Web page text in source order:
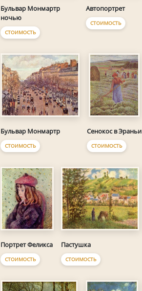
Бульвар Монмартр
ночью
СТОИМОСТЬ
Автопортрет
СТОИМОСТЬ
Бульвар Монмартр
СТОИМОСТЬ
Сенокос в Эраньи
СТОИМОСТЬ
Портрет Феликса
СТОИМОСТЬ
Пастушка
СТОИМОСТЬ